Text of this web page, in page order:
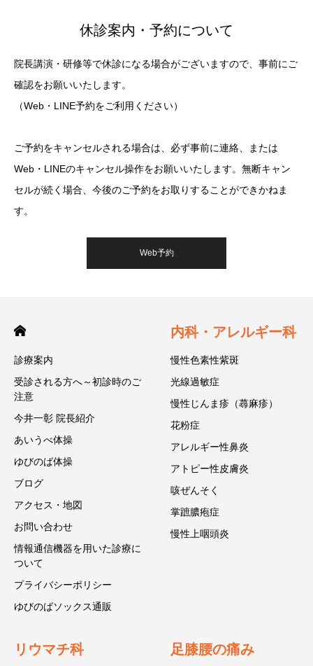
休診案内・予約について
院長講演・研修等で休診になる場合がございますので、事前にご
確認をお願いいたします。
（Web・LINE予約をご利用ください）
ご予約をキャンセルされる場合は、必ず事前に連絡、または
Web・LINEのキャンセル操作をお願いいたします。無断キャン
セルが続く場合、今後のご予約をお取りすることができかねま
す。
Web予約
診療案内
受診される方へ～初診時のご
注意
今井一彰 院長紹介
あいうべ体操
ゆびのば体操
ブログ
アクセス・地図
お問い合わせ
情報通信機器を用いた診療に
ついて
プライバシーポリシー
ゆびのばソックス通販
内科・アレルギー科
慢性色素性紫斑
光線過敏症
慢性じんま疹（蕁麻疹）
花粉症
アレルギー性鼻炎
アトピー性皮膚炎
咳ぜんそく
掌蹠膿疱症
慢性上咽頭炎
リウマチ科 足膝腰の痛み